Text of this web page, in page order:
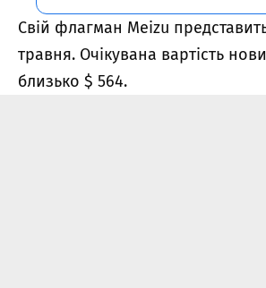
Свій флагман Meizu
травня. Очікувана вартість
близько $ 564.